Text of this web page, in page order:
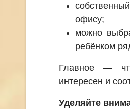
офису;
можно
ребёнком
Главное —
интересен и
Уделяйте